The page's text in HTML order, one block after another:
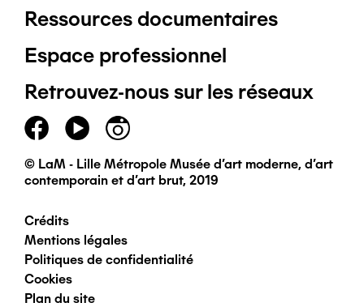
Pied
de
page
principal
Ressources documentaires
Espace professionnel
Retrouvez-nous sur les réseaux
© LaM - Lille Métropole Musée d'art moderne, d'art
contemporain et d'art brut, 2019
Pied
de
Crédits
Mentions légales
Politiques de confidentialité
Cookies
Plan du site